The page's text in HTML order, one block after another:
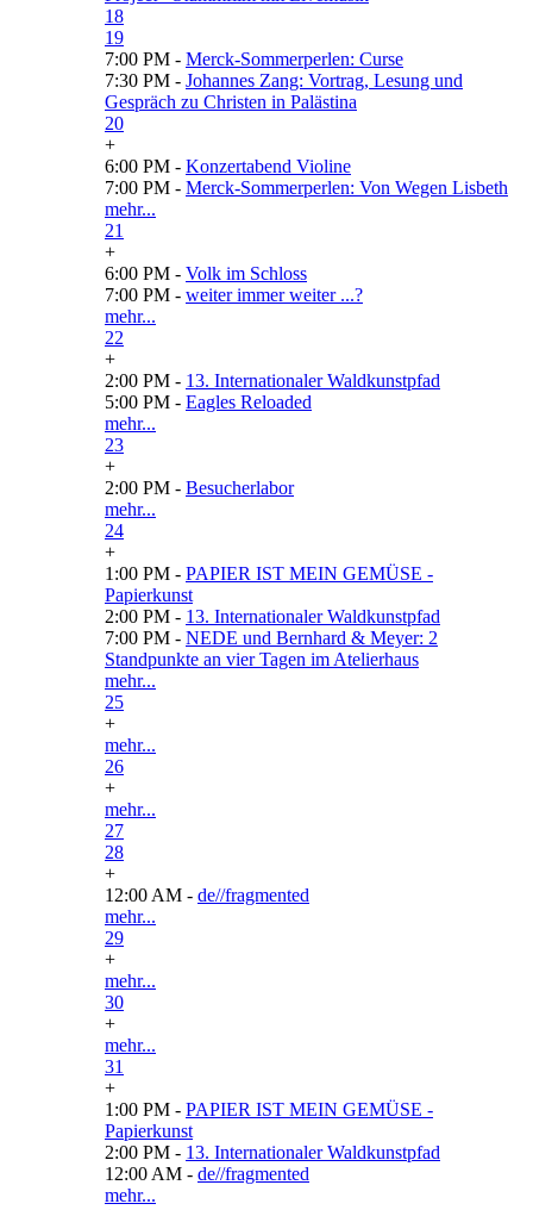
18
19
7:00 PM - Merck-Sommerperlen: Curse
7:30 PM - Johannes Zang: Vortrag, Lesung und
Gespräch zu Christen in Palästina
20
+
6:00 PM - Konzertabend Violine
7:00 PM - Merck-Sommerperlen: Von Wegen Lisbeth
mehr...
21
+
6:00 PM - Volk im Schloss
7:00 PM - weiter immer weiter ...?
mehr...
22
+
2:00 PM - 13. Internationaler Waldkunstpfad
5:00 PM - Eagles Reloaded
mehr...
23
+
2:00 PM - Besucherlabor
mehr...
24
+
1:00 PM - PAPIER IST MEIN GEMÜSE -
Papierkunst
2:00 PM - 13. Internationaler Waldkunstpfad
7:00 PM - NEDE und Bernhard & Meyer: 2
Standpunkte an vier Tagen im Atelierhaus
mehr...
25
+
mehr...
26
+
mehr...
27
28
+
12:00 AM - de//fragmented
mehr...
29
+
mehr...
30
+
mehr...
31
+
1:00 PM - PAPIER IST MEIN GEMÜSE -
Papierkunst
2:00 PM - 13. Internationaler Waldkunstpfad
12:00 AM - de//fragmented
mehr...